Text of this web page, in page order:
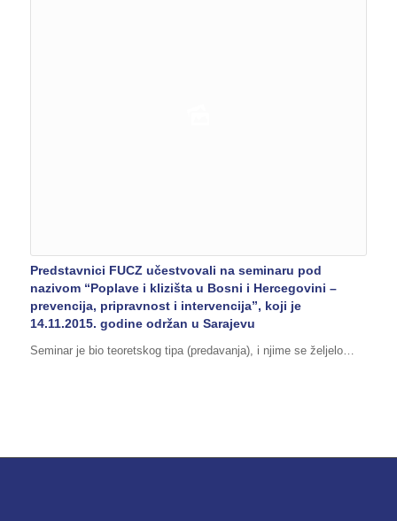
Predstavnici FUCZ učestvovali na seminaru pod
nazivom “Poplave i klizišta u Bosni i Hercegovini –
prevencija, pripravnost i intervencija”, koji je
14.11.2015. godine održan u Sarajevu
Seminar je bio teoretskog tipa (predavanja), i njime se željelo…